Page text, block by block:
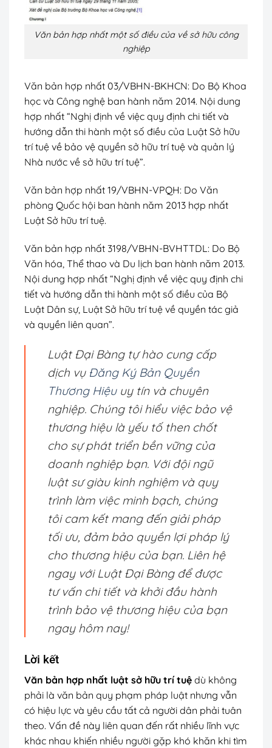
Văn bản hợp nhất một số điều của về sở hữu công
nghiệp
Văn bản hợp nhất 03/VBHN-BKHCN: Do Bộ Khoa
học và Công nghệ ban hành năm 2014. Nội dung
hợp nhất “Nghị định về việc quy định chi tiết và
hướng dẫn thi hành một số điều của Luật Sở hữu
trí tuệ về bảo vệ quyền sở hữu trí tuệ và quản lý
Nhà nước về sở hữu trí tuệ”.
Văn bản hợp nhất 19/VBHN-VPQH: Do Văn
phòng Quốc hội ban hành năm 2013 hợp nhất
Luật Sở hữu trí tuệ.
Văn bản hợp nhất 3198/VBHN-BVHTTDL: Do Bộ
Văn hóa, Thể thao và Du lịch ban hành năm 2013.
Nội dung hợp nhất “Nghị định về việc quy định chi
tiết và hướng dẫn thi hành một số điều của Bộ
Luật Dân sự, Luật Sở hữu trí tuệ về quyền tác giả
và quyền liên quan”.
Luật Đại Bàng tự hào cung cấp
dịch vụ Đăng Ký Bản Quyền
Thương Hiệuuy tín và chuyên
nghiệp. Chúng tôi hiểu việc bảo vệ
thương hiệu là yếu tố then chốt
cho sự phát triển bền vững của
doanh nghiệp bạn. Với đội ngũ
luật sư giàu kinh nghiệm và quy
trình làm việc minh bạch, chúng
tôi cam kết mang đến giải pháp
tối ưu, đảm bảo quyền lợi pháp lý
cho thương hiệu của bạn. Liên hệ
ngay với Luật Đại Bàng để được
tư vấn chi tiết và khởi đầu hành
trình bảo vệ thương hiệu của bạn
ngay hôm nay!
Lời kết
Văn bản hợp nhất luật sở hữu trí tuệ dù không
phải là văn bản quy phạm pháp luật nhưng vẫn
có hiệu lực và yêu cầu tất cả người dân phải tuân
theo. Vấn đề này liên quan đến rất nhiều lĩnh vực
khác nhau khiến nhiều người gặp khó khăn khi tìm